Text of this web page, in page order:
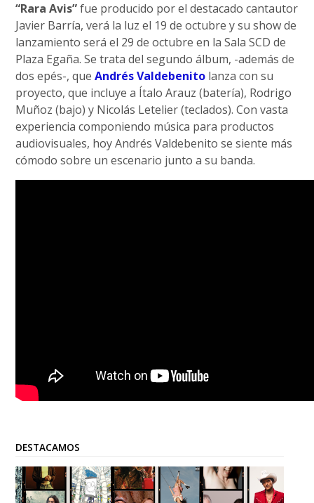
“Rara Avis”fue producido por el destacado cantautor
Javier Barría, verá la luz el 19 de octubre y su show de
lanzamiento será el 29 de octubre en la Sala SCD de
Plaza Egaña. Se trata del segundo álbum, -además de
dos epés-, queAndrés Valdebenito lanza con su
proyecto, que incluye a Ítalo Arauz (batería), Rodrigo
Muñoz (bajo) y Nicolás Letelier (teclados). Con vasta
experiencia componiendo música para productos
audiovisuales, hoy Andrés Valdebenito se siente más
cómodo sobre un escenario junto a su banda.
DESTACAMOS